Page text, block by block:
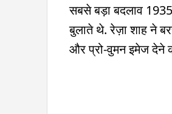
सबसे बड़ा बदलाव
बुलाते थे. रेज़ा शाह ने
और प्रो-वुमन इमेज देने